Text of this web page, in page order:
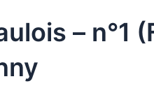
– n°1